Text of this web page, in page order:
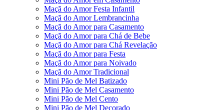
Maçã do Amor Festa Infantil
Maçã do Amor Lembrancinha
Maçã do Amor para Casamento
Maçã do Amor para Chá de Bebe
Maçã do Amor para Chá Revelação
Maçã do Amor para Festa
Maçã do Amor para Noivado
Maçã do Amor Tradicional
Mini Pão de Mel Batizado
Mini Pão de Mel Casamento
Mini Pão de Mel Cento
Mini Pão de Mel Decorado